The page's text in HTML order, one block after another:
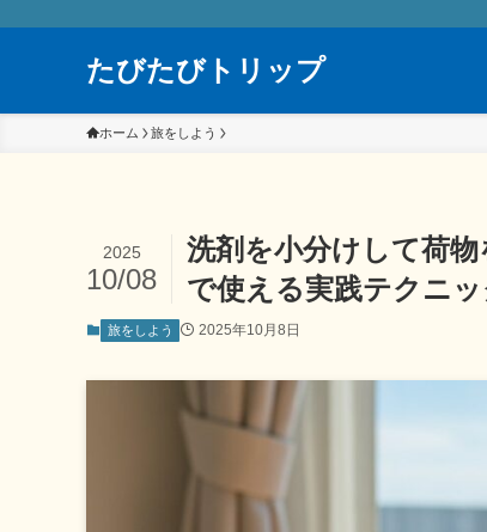
たびたびトリップ
ホーム 旅をしよう
洗剤を小分けして荷
で使える実践テクニッ
2025
10/08
旅をしよう 2025年10月8日